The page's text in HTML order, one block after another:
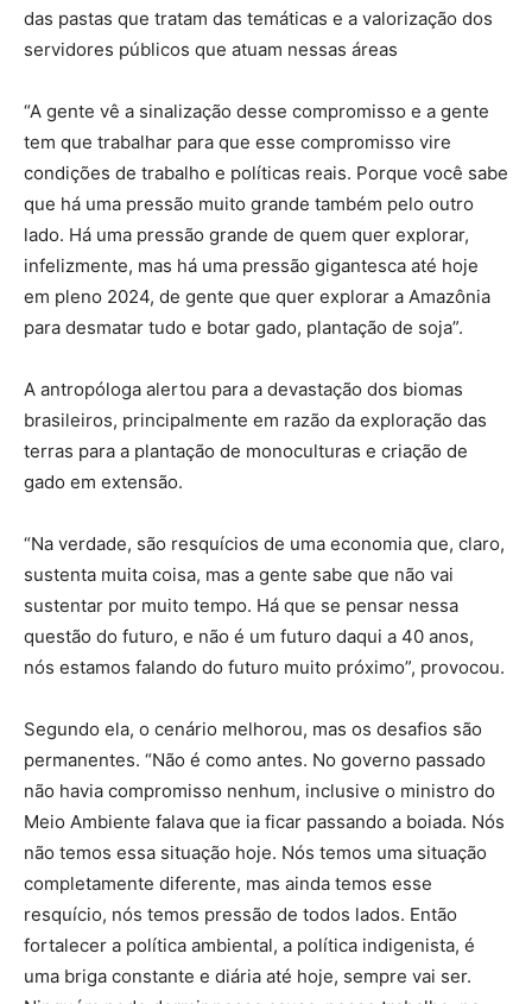
das pastas que tratam das temáticas e a valorização dos
servidores públicos que atuam nessas áreas
“A gente vê a sinalização desse compromisso e a gente
tem que trabalhar para que esse compromisso vire
condições de trabalho e políticas reais. Porque você sabe
que há uma pressão muito grande também pelo outro
lado. Há uma pressão grande de quem quer explorar,
infelizmente, mas há uma pressão gigantesca até hoje
em pleno 2024, de gente que quer explorar a Amazônia
para desmatar tudo e botar gado, plantação de soja”.
A antropóloga alertou para a devastação dos biomas
brasileiros, principalmente em razão da exploração das
terras para a plantação de monoculturas e criação de
gado em extensão.
“Na verdade, são resquícios de uma economia que, claro,
sustenta muita coisa, mas a gente sabe que não vai
sustentar por muito tempo. Há que se pensar nessa
questão do futuro, e não é um futuro daqui a 40 anos,
nós estamos falando do futuro muito próximo”, provocou.
Segundo ela, o cenário melhorou, mas os desafios são
permanentes. “Não é como antes. No governo passado
não havia compromisso nenhum, inclusive o ministro do
Meio Ambiente falava que ia ficar passando a boiada. Nós
não temos essa situação hoje. Nós temos uma situação
completamente diferente, mas ainda temos esse
resquício, nós temos pressão de todos lados. Então
fortalecer a política ambiental, a política indigenista, é
uma briga constante e diária até hoje, sempre vai ser.